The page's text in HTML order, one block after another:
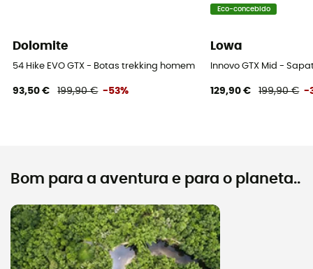
Dolomite
54 Hike EVO GTX - Botas trekking homem
93,50 € 199,90 € -53%
Eco-concebido
Lowa
Innovo GTX Mid -
129,90 € 199,90 € -
Bom para a aventura e para o planeta..